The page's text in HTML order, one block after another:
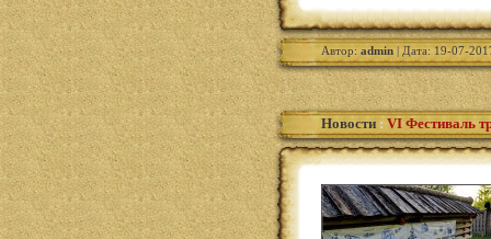
Автор:admin| Дата: 19-07-
Новости : VI Фестиваль